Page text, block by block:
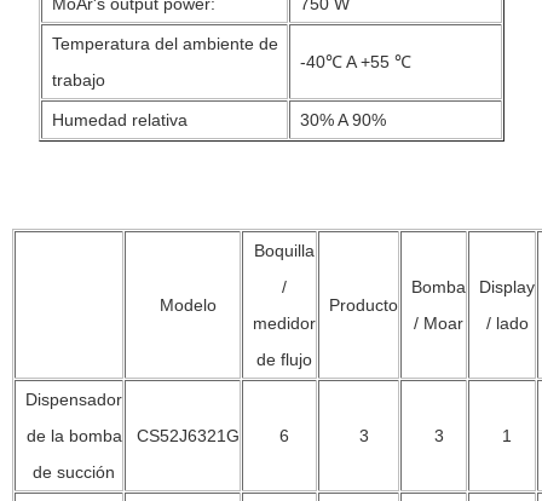
MoAr's output power: 750 W
Temperatura del ambiente de
trabajo
-40℃ A +55 ℃
Humedad relativa 30% A 90%
Modelo
Boquilla
/
medidor
de flujo
Producto
Bomba
/ Moar
Display
/ lado
Dispensador
de la bomba
de succión
CS52J6321G 6 3 3 1